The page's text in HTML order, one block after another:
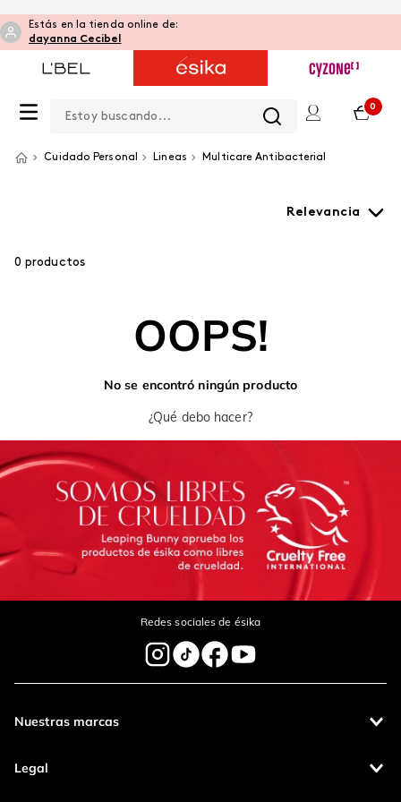
Estás en la tienda online de:
dayanna Cecibel
0
Cuidado Personal Lineas Multicare Antibacterial
Relevancia
0 productos
OOPS!
No se encontró ningún producto
¿Qué debo hacer?
Redes sociales de ésika
Nuestras marcas
Legal